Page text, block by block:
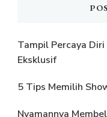
Tampil Percaya
Eksklusif
5 Tips Memilih
Nyamannya